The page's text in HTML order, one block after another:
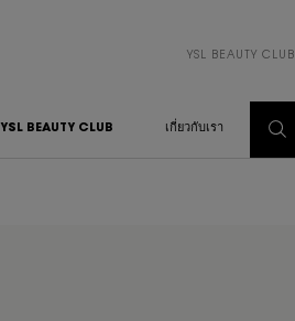
YSL BEAUTY CLUB
YSL BEAUTY CLUB เกี่ยวกับเรา